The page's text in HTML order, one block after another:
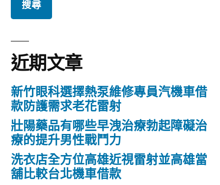
鍵
字:
近期文章
新竹眼科選擇熱泵維修專員汽機車借
款防護需求老花雷射
壯陽藥品有哪些早洩治療勃起障礙治
療的提升男性戰鬥力
洗衣店全方位高雄近視雷射並高雄當
舖比較台北機車借款